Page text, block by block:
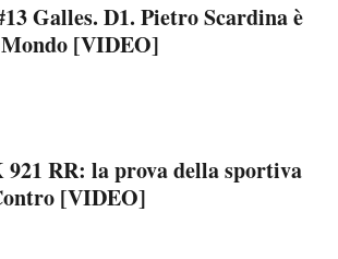
Galles. D1. Pietro Scardina è
[VIDEO]
RR: la prova della sportiva
[VIDEO]